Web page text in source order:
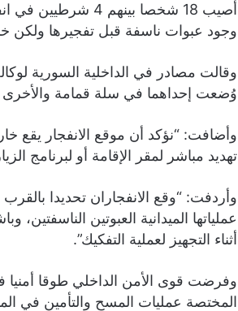
أصيب 18 شخصا
وجود عبوات ناسفة قبل تفجيرها ولكن
وقالت مصادر في الداخلية السورية
وُضعت إحداهما في سلة قمامة والأخرى
وأضافت: “نؤكد أن موقع الانفجار يقع
تهديد مباشر لمقر الإقامة أو لبرنامج
وأردفت: “وقع الانفجاران تحديدا
عملياتها الميدانية العبوتين الناسفتين،
أثناء التجهيز لعملية التفكيك”.
وفرضت قوى الأمن الداخلي طوقا
المختصة عمليات المسح والتأمين في